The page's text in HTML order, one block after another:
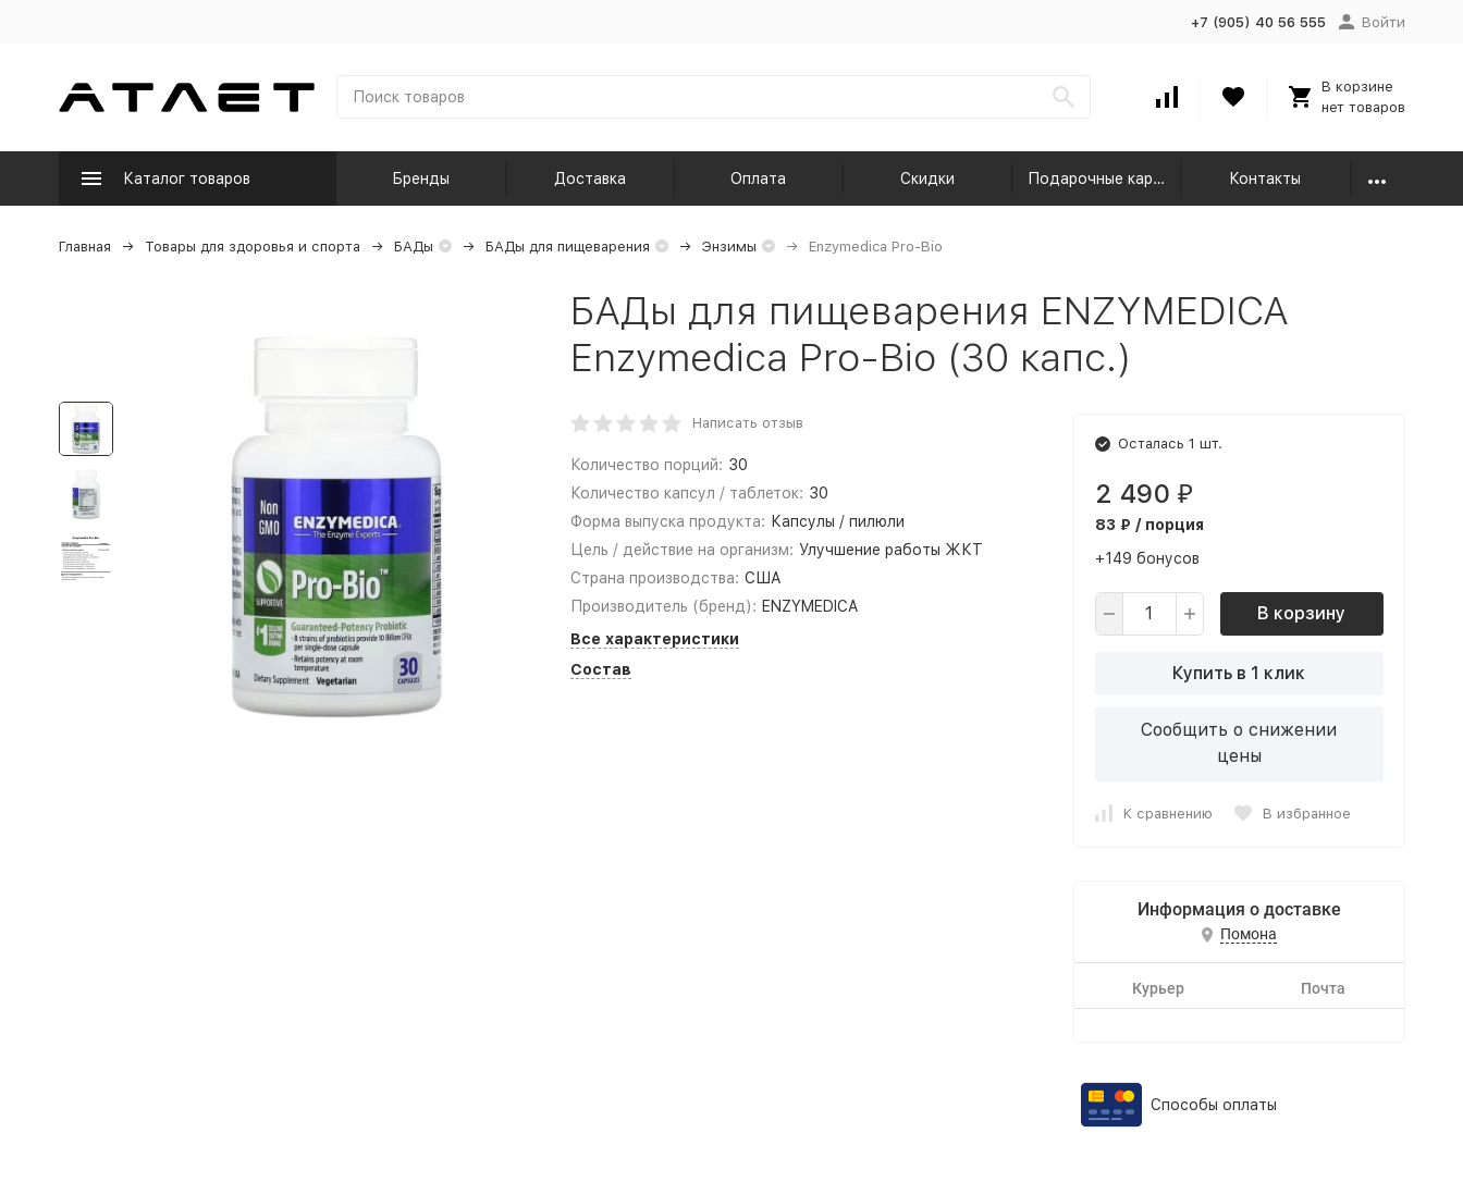
+7 (905) 40 56 555 Войти
В корзине
нет товаров
Каталог товаров Бренды Доставка Оплата Скидки Подарочные карты Контакты
Главная Товары для здоровья и спорта БАДы БАДы для пищеварения Энзимы Enzymedica Pro-Bio
БАДы для пищеварения ENZYMEDICA
Enzymedica Pro-Bio (30 капс.)
Написать отзыв
Количество порций: 30
Количество капсул / таблеток: 30
Форма выпуска продукта: Капсулы / пилюли
Цель / действие на организм: Улучшение работы ЖКТ
Страна производства: США
Производитель (бренд): ENZYMEDICA
Все характеристики
Состав
Осталась 1 шт.
2 490 ₽
83 ₽ / порция
+149 бонусов
В корзину
Купить в 1 клик
Сообщить о снижении
цены
К сравнению В избранное
Информация о доставке
Помона
Курьер Почта
Способы оплаты